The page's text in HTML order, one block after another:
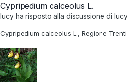
Cypripedium calceolus L.
lucy ha risposto alla discussione di lucy
Cypripedium calceolus L., Regione